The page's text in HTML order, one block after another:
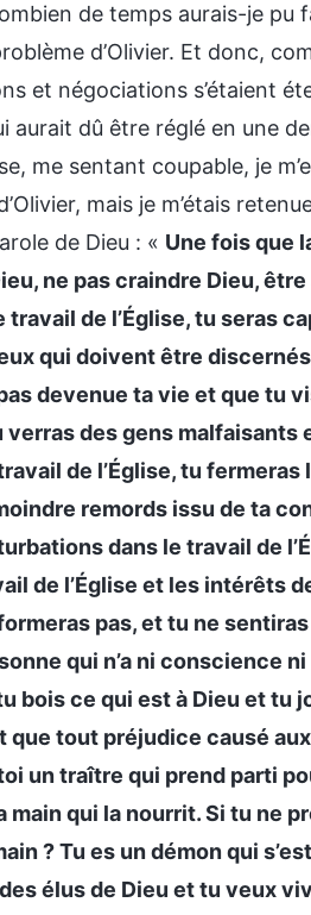
de temps aurais-je pu
d’Olivier. Et donc,
et négociations s’étaient
aurait dû être réglé en une
me sentant coupable, je
mais je m’étais
de Dieu : « Une fois que
ne pas craindre Dieu,
de l’Église, tu seras
qui doivent être
devenue ta vie et que tu
verras des gens
de l’Église, tu
remords issu de ta
dans le travail de
de l’Église et les intérêts
pas, et tu ne
qui n’a ni conscience
bois ce qui est à Dieu et tu
tout préjudice causé
un traître qui prend parti
main qui la nourrit. Si tu ne
? Tu es un démon qui
élus de Dieu et tu veux